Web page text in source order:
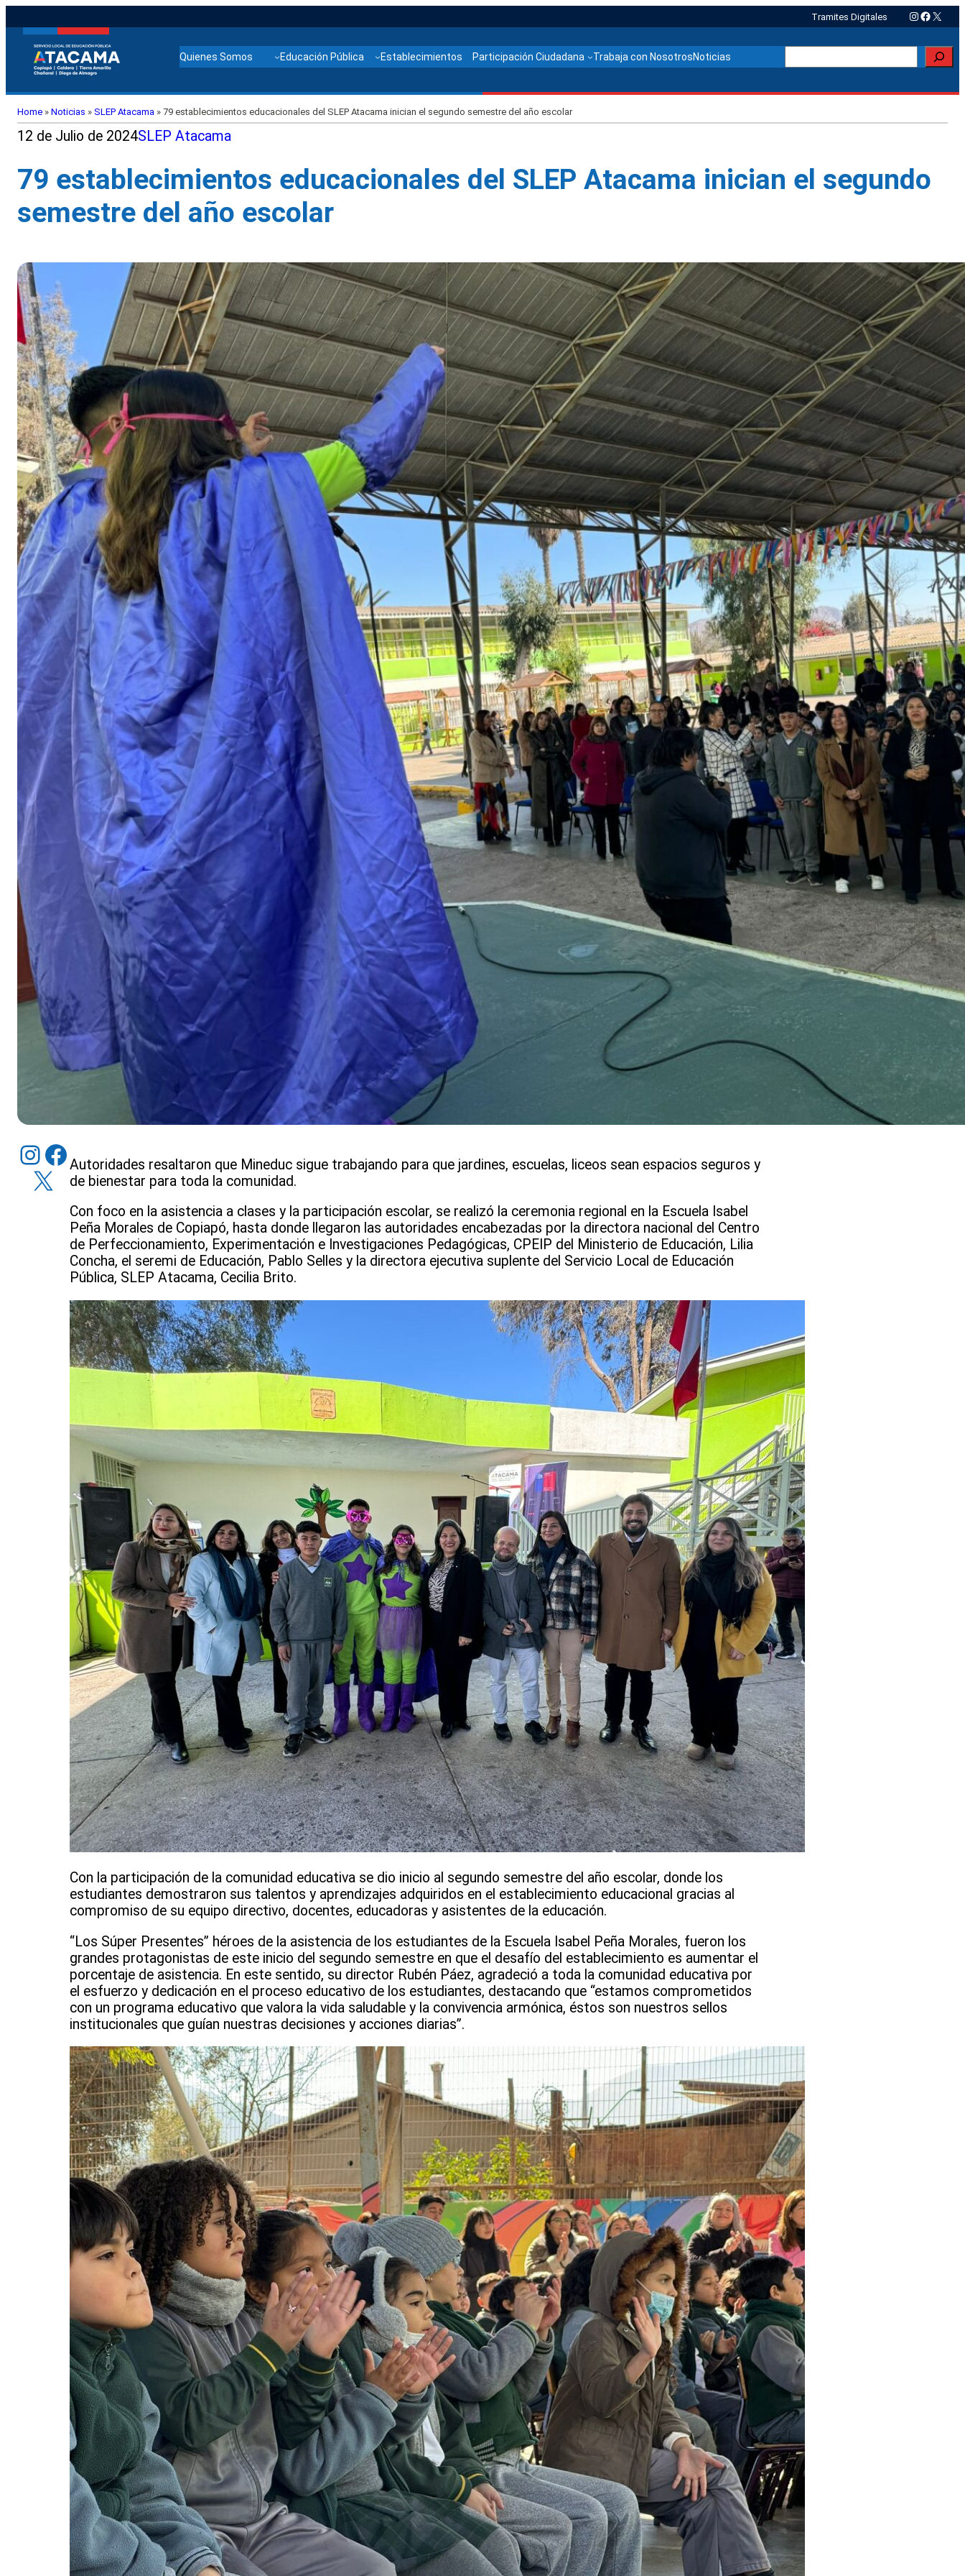
Tramites Digitales Instagram
X
Quienes Somos Educación Pública Establecimientos Participación Ciudadana Trabaja con NosotrosNoticias
Home » Noticias » SLEP Atacama » 79 establecimientos educacionales del SLEP Atacama inician el segundo semestre del año escolar
12 de Julio de 2024SLEP Atacama
79 establecimientos educacionales del SLEP Atacama inician el segundo
semestre del año escolar
Instagram Facebook
X
Autoridades resaltaron que Mineduc sigue trabajando para que jardines, escuelas, liceos sean espacios seguros y
de bienestar para toda la comunidad.
Con foco en la asistencia a clases y la participación escolar, se realizó la ceremonia regional en la Escuela Isabel
Peña Morales de Copiapó, hasta donde llegaron las autoridades encabezadas por la directora nacional del Centro
de Perfeccionamiento, Experimentación e Investigaciones Pedagógicas, CPEIP del Ministerio de Educación, Lilia
Concha, el seremi de Educación, Pablo Selles y la directora ejecutiva suplente del Servicio Local de Educación
Pública, SLEP Atacama, Cecilia Brito.
Con la participación de la comunidad educativa se dio inicio al segundo semestre del año escolar, donde los
estudiantes demostraron sus talentos y aprendizajes adquiridos en el establecimiento educacional gracias al
compromiso de su equipo directivo, docentes, educadoras y asistentes de la educación.
“Los Súper Presentes” héroes de la asistencia de los estudiantes de la Escuela Isabel Peña Morales, fueron los
grandes protagonistas de este inicio del segundo semestre en que el desafío del establecimiento es aumentar el
porcentaje de asistencia. En este sentido, su director Rubén Páez, agradeció a toda la comunidad educativa por
el esfuerzo y dedicación en el proceso educativo de los estudiantes, destacando que “estamos comprometidos
con un programa educativo que valora la vida saludable y la convivencia armónica, éstos son nuestros sellos
institucionales que guían nuestras decisiones y acciones diarias”.
Otras noticias relacionadas
Comunidad educativa fortalece
herramientas para la protección de niñas
y niños
Jardín Infantil Pueblito de San Fernando
fortaleció conocimientos sobre
derechos de la niñez
Microcentro Rural Copayapu y Oasis de
Luz fortaleció el trabajo colaborativo
docente
Directora del Liceo Bicentenario de
Música representará a Atacama en la
etapa final del Premio LED 2026
Estudiantes del Liceo Bicentenario
Manuel Magalhaes Medling visitaron
instalaciones del Instituto de Astronomía
de la UDA